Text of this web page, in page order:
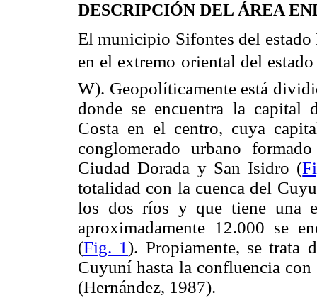
DESCRIPCIÓN DEL ÁREA
El municipio Sifontes del
en el extremo oriental del estado
W). Geopolíticamente está
donde se encuentra la
Costa en el centro, cuya
conglomerado urbano
Ciudad Dorada y San Isidro (
totalidad con la cuenca del
los dos ríos y que tiene una
aproximadamente 12.000 se
(Fig. 1). Propiamente, se trata
Cuyuní hasta la confluencia
(Hernández, 1987).